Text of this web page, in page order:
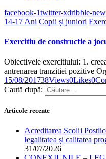
facebook-1twitter-xdribble-new
14-17 Ani Copii și juniori
Exercitiu de constructie a
Obiectivele exercitiului: 1.
antrenarea tranzitiei pozitive
15/08/201738Views0Likes0
Caută după:
Articole recente
Acreditarea Școlii
legalitatea și calitatea
31/07/2026